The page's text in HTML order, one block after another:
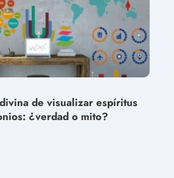
de visualizar espíritus
¿verdad o mito?